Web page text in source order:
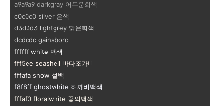
a9a9a9 darkgray 어두운회색
c0c0c0 silver 은색
d3d3d3 lightgrey 밝은회색
dcdcdc gainsboro
ffffff white 백색
fff5ee seashell 바다조가비
fffafa snow 설백
f8f8ff ghostwhite 허깨비백색
fffaf0 floralwhite 꽃의백색